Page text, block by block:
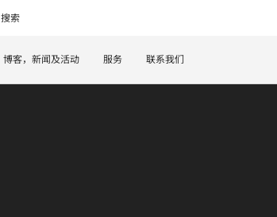
搜索
博客，新闻及活动 服务 联系我们